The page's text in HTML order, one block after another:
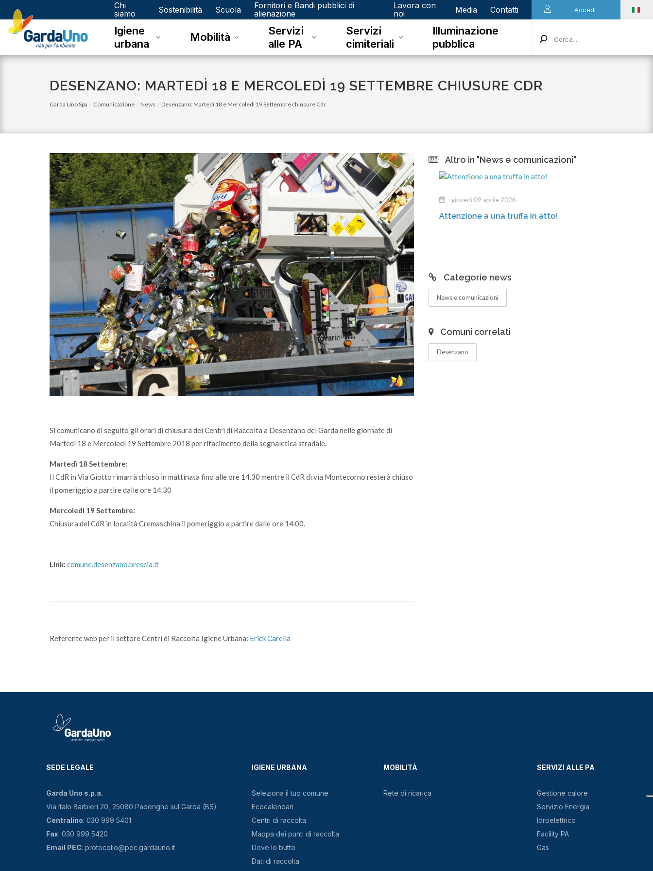
Gardauno
Spa
Chi
siamo
Sostenibilità Scuola
Fornitori e Bandi pubblici di
alienazione
Lavora con
noi
Media Contatti Accedi
Igiene
urbana
Mobilità
Servizi
alle PA
Servizi
cimiteriali
Illuminazione
pubblica
DESENZANO: MARTEDÌ 18 E MERCOLEDÌ 19 SETTEMBRE CHIUSURE CDR
Garda Uno Spa Comunicazione News Desenzano: Martedì 18 e Mercoledì 19 Settembre chiusure Cdr
Si comunicano di seguito gli orari di chiusura dei Centri di Raccolta a Desenzano del Garda nelle giornate di
Martedì 18 e Mercoledì 19 Settembre 2018 per rifacimento della segnaletica stradale.
Martedì 18 Settembre:
Il CdR in Via Giotto rimarrà chiuso in mattinata fino alle ore 14.30 mentre il CdR di via Montecorno resterà chiuso
il pomeriggio a partire dalle ore 14.30
Mercoledì 19 Settembre:
Chiusura del CdR in località Cremaschina il pomeriggio a partire dalle ore 14.00.
Link: comune.desenzano.brescia.it
Referente web per il settore Centri di Raccolta Igiene Urbana: Erick Carella
Altro in "News e comunicazioni"
lunedì 05 gennaio 2026
Sono online gli ecocalendari 2026: scaricali e
fai la differenza, ogni giorno
lunedì 08 giugno 2026
Centro di Raccolta di Desenzano - via Giotto:
chiusura per lavori
giovedì 09 aprile 2026
Attenzione a una truffa in atto!
Categorie news
News e comunicazioni
Comuni correlati
Desenzano
SEDE LEGALE
Garda Uno s.p.a.
Via Italo Barbieri 20, 25080 Padenghe sul Garda (BS)
Centralino: 030 999 5401
Fax: 030 999 5420
Email PEC: protocollo@pec.gardauno.it
IGIENE URBANA
Seleziona il tuo comune
Ecocalendari
Centri di raccolta
Mappa dei punti di raccolta
Dove lo butto
Dati di raccolta
MOBILITÀ
Rete di ricarica
SERVIZI ALLE PA
Gestione calore
Servizio Energia
Idroelettrico
Facility PA
Gas